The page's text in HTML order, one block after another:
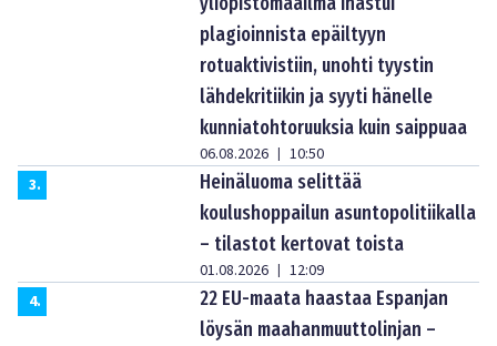
plagioinnista epäiltyyn
rotuaktivistiin, unohti tyystin
lähdekritiikin ja syyti hänelle
kunniatohtoruuksia kuin saippuaa
06.08.2026 | 10:50
3.
Heinäluoma selittää
koulushoppailun asuntopolitiikalla
– tilastot kertovat toista
01.08.2026 | 12:09
4.
22 EU-maata haastaa Espanjan
löysän maahanmuuttolinjan –